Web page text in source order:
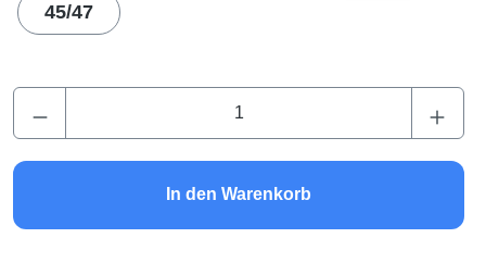
45/47
Produkt Anzahl: Gib den gewünschten
In den Warenkorb